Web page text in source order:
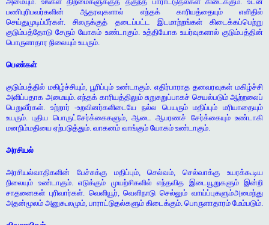
பணிபுரிபவர்களின் ஆதரவுகளால் எந்தக் காரியத்தையும் எளிதில்
செய்துமுடிப்பீர்கள். சிலருக்குத் தடைப்பட்ட இடமாற்றங்கள் கிடைக்கப்பெற்று
குடும்பத்தோடு சேரும் யோகம் உண்டாகும். உத்தியோக உயர்வுகளால் குடும்பத்தின்
பொருளாதார நிலையும் உயரும்.
பெண்கள்
குடும்பத்தில் மகிழ்ச்சியும், பூரிப்பும் உண்டாகும். எதிர்பாராத தனவரவுகள் மகிழ்ச்சி
அளிப்பதாக அமையும். எந்தக் காரியத்திலும் சுறுசுறுப்பாகச் செயல்படும் ஆற்றலைப்
பெறுவீர்கள். உற்றார் -உறவினர்களிடையே நல்ல பெயரும் மதிப்பும் மரியாதையும்
உயரும். புதிய பொருட்சேர்க்கைகளும், ஆடை ஆபரணச் சேர்க்கையும் உண்டாகி
மனநிம்மதியை ஏற்படுத்தும். வாகனம் வாங்கும் யோகம் உண்டாகும்.
அரசியல்
அரசியல்வாதிகளின் பேச்சுக்கு மதிப்பும், செல்வம், செல்வாக்கு உயரக்கூடிய
நிலையும் உண்டாகும். எடுக்கும் முயற்சிகளில் எந்தவித இடையூறுகளும் இன்றி
சாதனைகள் புரிவார்கள். வெளியூர், வெளிநாடு செல்லும் வாய்ப்புகளும்அமைந்து
அதன்மூலம் அனுகூலமும், பாராட்டுதல்களும் கிடைக்கும். பொருளாதாரம் மேம்படும்.